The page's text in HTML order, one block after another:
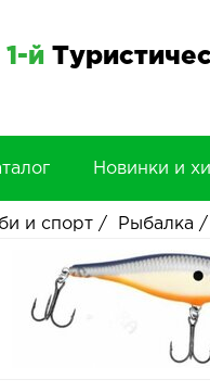
1-й
Новинки и
и спорт / Рыбалка /